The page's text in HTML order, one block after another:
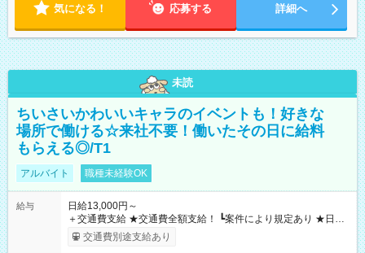
気になる！ 応募する 詳細へ
未読
ちいさいかわいいキャラのイベントも！好きな
場所で働ける☆来社不要！働いたその日に給料
もらえる◎/T1
アルバイト 職種未経験OK
給与
日給13,000円～
＋交通費支給 ★交通費全額支給！ ┗案件により規定あり ★日払
いOK！（規定あり） ┗働いたその日に現金GET♪ お仕事後はコ
ンビニATMから 日払い分を引き落とせます！ 【試用期間】試
交通費別途支給あり